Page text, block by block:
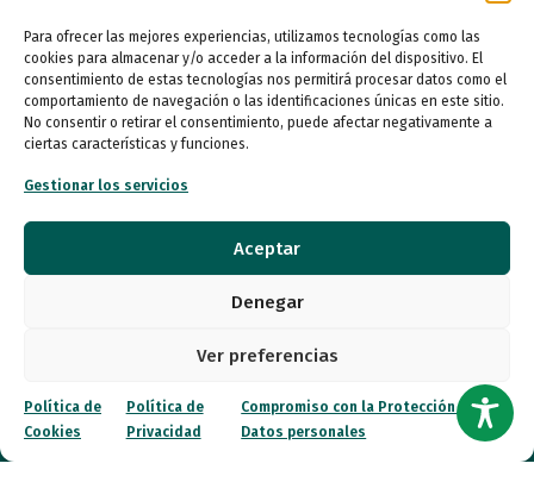
Para ofrecer las mejores experiencias, utilizamos tecnologías como las
cookies para almacenar y/o acceder a la información del dispositivo. El
consentimiento de estas tecnologías nos permitirá procesar datos como el
comportamiento de navegación o las identificaciones únicas en este sitio.
No consentir o retirar el consentimiento, puede afectar negativamente a
ciertas características y funciones.
Gestionar los servicios
Aceptar
Denegar
Ver preferencias
Política de
Cookies
Política de
Privacidad
Compromiso con la Protección de
Datos personales
Entidad de utilidad pública
autismo@fespau.es